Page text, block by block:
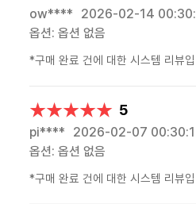
ow**** 2026-02-14
옵션: 옵션 없음
*구매 완료 건에 대한 시스템 리뷰
★★★★★
★★★★★ 5
pi**** 2026-02-07
옵션: 옵션 없음
*구매 완료 건에 대한 시스템 리뷰